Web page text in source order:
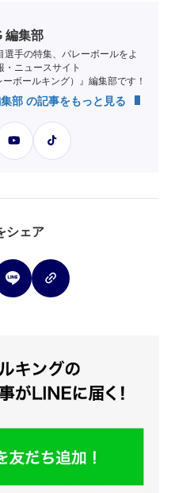
編集部
手の特集、バレーボールをよ
・ニュースサイト
ボールキング）』編集部です！
部 の記事をもっと見る
シェア